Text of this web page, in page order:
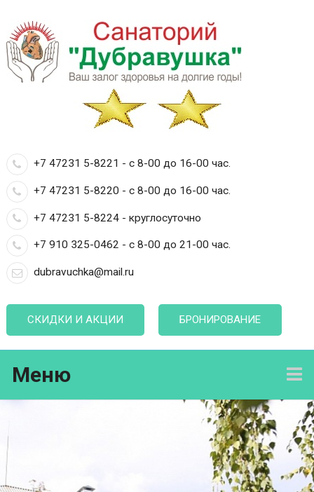
+7 47231 5-8221 - с 8-00 до 16-00 час.
+7 47231 5-8220 - с 8-00 до 16-00 час.
+7 47231 5-8224 - круглосуточно
+7 910 325-0462 - с 8-00 до 21-00 час.
dubravuchka@mail.ru
СКИДКИ И АКЦИИ БРОНИРОВАНИЕ
Меню